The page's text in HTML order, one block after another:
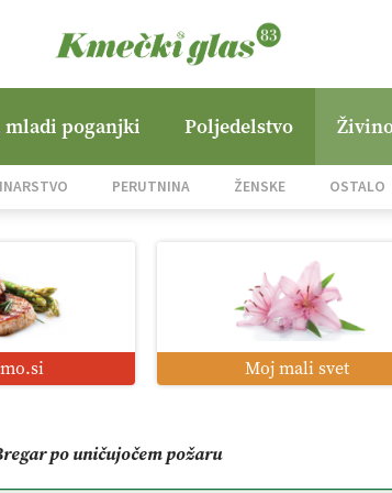
mladi poganjki Poljedelstvo
PERUTNINA ŽENSKE OSTALO
Moj mali svet
prašičjega korita
in avtonomnimi sistemi
po uničujočem požaru